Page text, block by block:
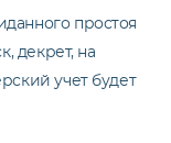
простоя
декрет, на
учет будет